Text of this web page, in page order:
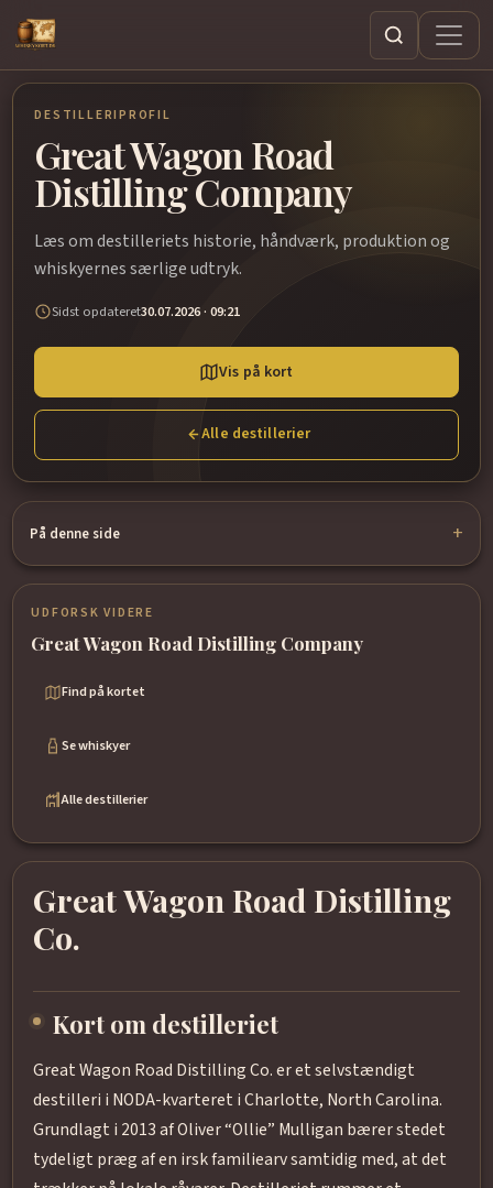
Søg
DESTILLERIPROFIL
Great Wagon Road
Distilling Company
Læs om destilleriets historie, håndværk, produktion og
whiskyernes særlige udtryk.
Sidst opdateret30.07.2026 · 09:21
Vis på kort
Alle destillerier
På denne side
UDFORSK VIDERE
Great Wagon Road Distilling Company
Find på kortet
Se whiskyer
Alle destillerier
Great Wagon Road Distilling
Co.
Kort om destilleriet
Great Wagon Road Distilling Co. er et selvstændigt
destilleri i NODA-kvarteret i Charlotte, North Carolina.
Grundlagt i 2013 af Oliver “Ollie” Mulligan bærer stedet
tydeligt præg af en irsk familiearv samtidig med, at det